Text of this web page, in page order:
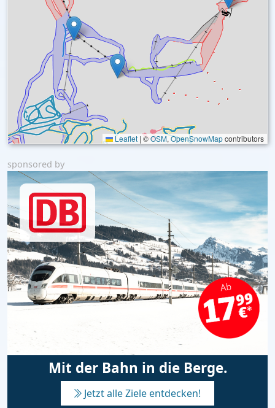
Leaflet | ©OSM,OpenSnowMapcontributors
sponsored by
Mit der Bahn in die Berge.
Jetzt alle Ziele entdecken!